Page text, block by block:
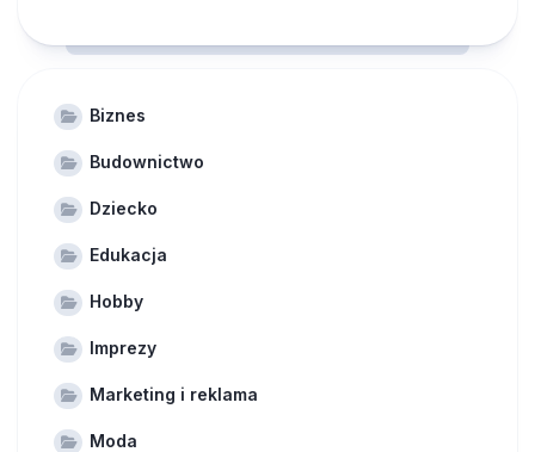
Biznes
Budownictwo
Dziecko
Edukacja
Hobby
Imprezy
Marketing i reklama
Moda